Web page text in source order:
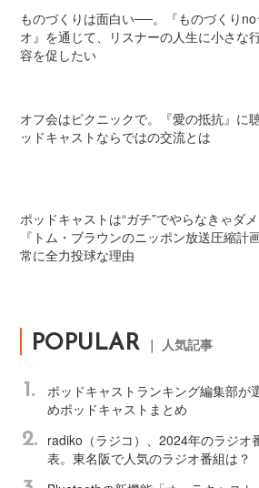
ものづくりは面白い──。『ものづくりno
オ』を通じて、リスナーの人生に小さな
容を促したい
オフ会はピクニックで。『愛の抵抗』に
ッドキャストならではの交流とは
ポッドキャストは“ガチ”でやらなきゃダメ
『トム・ブラウンのニッポン放送圧縮計
常に全力投球な理由
POPULAR ｜ 人気記事
1.
ポッドキャストランキング編集部が
めポッドキャストまとめ
2.
radiko（ラジコ）、2024年のラジオ
表。東名阪で人気のラジオ番組は？